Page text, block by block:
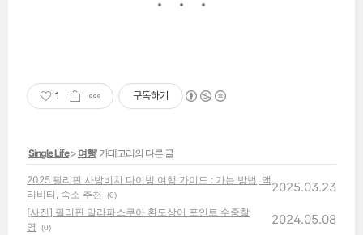
1 구독하기
'Single Life> 여행' 카테고리의 다른 글
2025 필리핀 사방비치 다이빙 여행 가이드 : 가는 방법, 액
티비티, 숙소 추천
(0)
2025.03.23
[사진] 필리핀 말라파스쿠아 환도상어 포인트 수중찰
영
(0)
2024.05.08